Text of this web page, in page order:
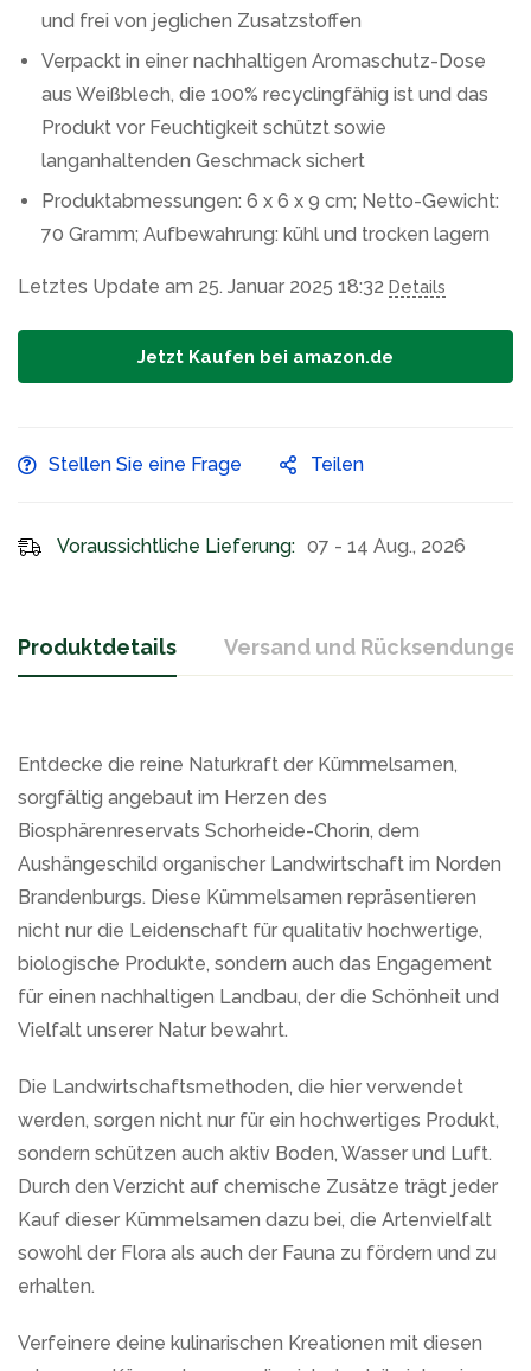
und frei von jeglichen Zusatzstoffen
Verpackt in einer nachhaltigen Aromaschutz-Dose
aus Weißblech, die 100% recyclingfähig ist und das
Produkt vor Feuchtigkeit schützt sowie
langanhaltenden Geschmack sichert
Produktabmessungen: 6 x 6 x 9 cm; Netto-Gewicht:
70 Gramm; Aufbewahrung: kühl und trocken lagern
Letztes Update am 25. Januar 2025 18:32 Details
Jetzt Kaufen bei amazon.de
Stellen Sie eine Frage Teilen
Voraussichtliche Lieferung: 07 - 14 Aug., 2026
Produktdetails Versand und Rücksendungen
Entdecke die reine Naturkraft der Kümmelsamen,
sorgfältig angebaut im Herzen des
Biosphärenreservats Schorheide-Chorin, dem
Aushängeschild organischer Landwirtschaft im Norden
Brandenburgs. Diese Kümmelsamen repräsentieren
nicht nur die Leidenschaft für qualitativ hochwertige,
biologische Produkte, sondern auch das Engagement
für einen nachhaltigen Landbau, der die Schönheit und
Vielfalt unserer Natur bewahrt.
Die Landwirtschaftsmethoden, die hier verwendet
werden, sorgen nicht nur für ein hochwertiges Produkt,
sondern schützen auch aktiv Boden, Wasser und Luft.
Durch den Verzicht auf chemische Zusätze trägt jeder
Kauf dieser Kümmelsamen dazu bei, die Artenvielfalt
sowohl der Flora als auch der Fauna zu fördern und zu
erhalten.
Verfeinere deine kulinarischen Kreationen mit diesen